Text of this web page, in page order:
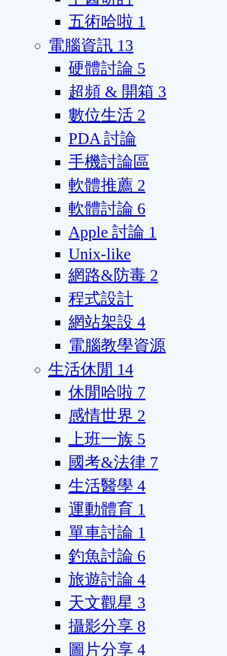
五術哈啦 1
電腦資訊 13
硬體討論 5
超頻 & 開箱 3
數位生活 2
PDA 討論
手機討論區
軟體推薦 2
軟體討論 6
Apple 討論 1
Unix-like
網路&防毒 2
程式設計
網站架設 4
電腦教學資源
生活休閒 14
休閒哈啦 7
感情世界 2
上班一族 5
國考&法律 7
生活醫學 4
運動體育 1
單車討論 1
釣魚討論 6
旅遊討論 4
天文觀星 3
攝影分享 8
圖片分享 4